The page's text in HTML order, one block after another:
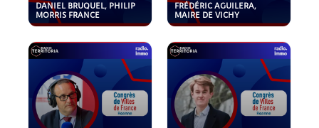
DANIEL BRUQUEL, PHILIP
MORRIS FRANCE
FRÉDÉRIC AGUILERA,
MAIRE DE VICHY